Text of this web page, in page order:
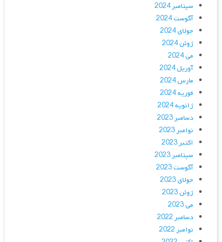
سپتامبر 2024
آگوست 2024
جولای 2024
ژوئن 2024
می 2024
آوریل 2024
مارس 2024
فوریه 2024
ژانویه 2024
دسامبر 2023
نوامبر 2023
اکتبر 2023
سپتامبر 2023
آگوست 2023
جولای 2023
ژوئن 2023
می 2023
دسامبر 2022
نوامبر 2022